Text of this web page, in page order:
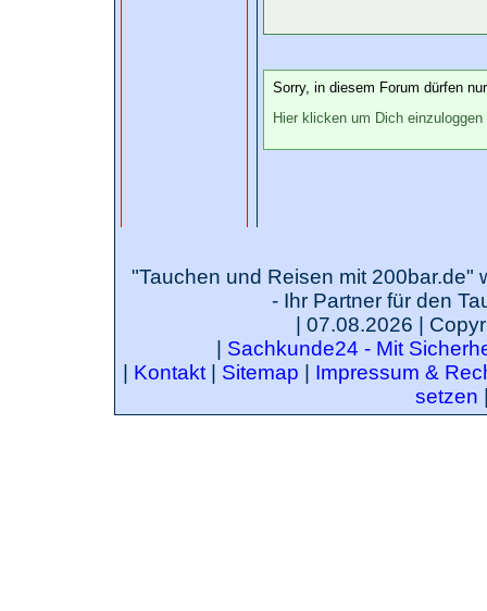
Sorry, in diesem Forum dürfen
Hier klicken um Dich einzuloggen
"Tauchen und Reisen mit 200bar.de"
- Ihr Partner für den
| 07.08.2026 |
Sachkunde24 - Mit
Kontakt| Sitemap
Impressum &
setzen